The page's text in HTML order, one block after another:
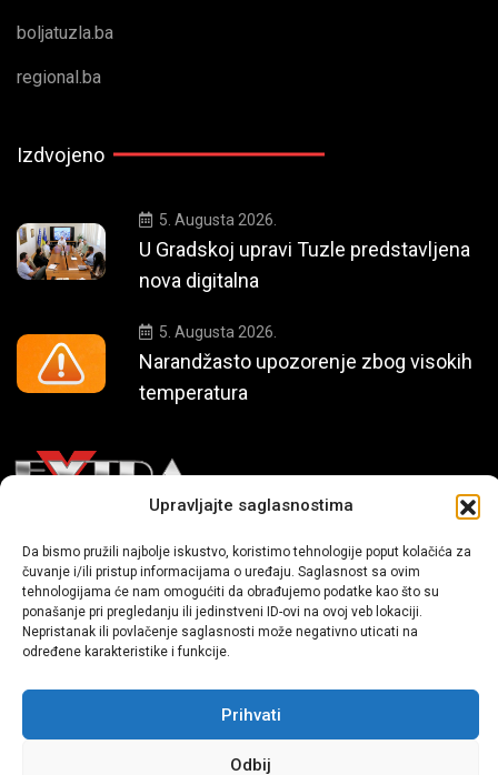
Upravljajte saglasnostima
Da bismo pružili najbolje iskustvo, koristimo tehnologije poput kolačića za
čuvanje i/ili pristup informacijama o uređaju. Saglasnost sa ovim
tehnologijama će nam omogućiti da obrađujemo podatke kao što su
ponašanje pri pregledanju ili jedinstveni ID-ovi na ovoj veb lokaciji.
Nepristanak ili povlačenje saglasnosti može negativno uticati na
određene karakteristike i funkcije.
Prihvati
Odbij
boljatuzla.ba
regional.ba
Izdvojeno
5. Augusta 2026.
U Gradskoj upravi Tuzle predstavljena
nova digitalna
5. Augusta 2026.
Narandžasto upozorenje zbog visokih
temperatura
Mi smo moderni portal zabavnog karaktera koji donosi vijesti i
priče iz života, svijeta showbiza, lifestyle-a i popularne kulture.
Sva prava zadržana | extra.ba by profm.ba